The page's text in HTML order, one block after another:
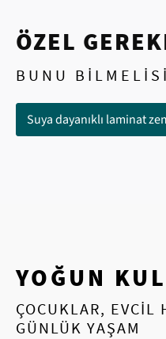
ÖZEL
BUNU
Suya dayanıklı laminat
YOĞUN
ÇOCUKLAR, EVCIL
GÜNLÜK YAŞAM